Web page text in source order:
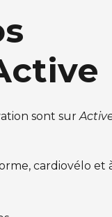
sont sur
cardiovélo et